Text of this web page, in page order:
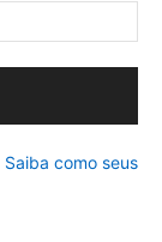
Saiba como seus